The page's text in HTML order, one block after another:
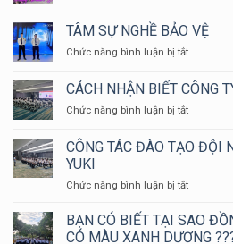
KIỂM
CHỮA
CHÁY
NẠN
HỘ
LONG
THÀNH
NHỮNG
ÁN
?
HAY
KHÔNG
SỬ
BẢO
NỮ
TÂM SỰ NGHỀ BẢO VỆ
Chức năng bình luận bị tắtở
SỰ
NGHỀ
BẢO
CÁCH NHẬN BIẾT CÔNG
Chức năng bình luận bị tắtở
NHẬN
BIẾT
TY
VỆ
LỪA
CÔNG TÁC ĐÀO TẠO ĐỘI
YUKI
Chức năng bình luận bị tắtở
TÁC
ĐÀO
BẠN CÓ BIẾT TẠI SAO
CÓ MÀU XANH DƯƠNG